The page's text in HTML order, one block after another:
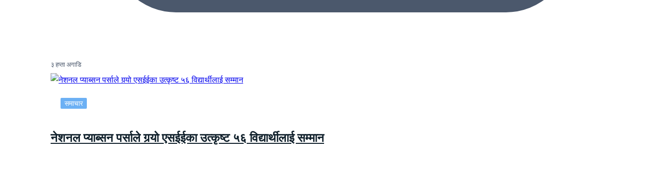
३ हप्ता अगाडि
समाचार
नेशनल प्याब्सन पर्साले गर्‍यो एसईईका उत्कृष्ट ५६ विद्यार्थीलाई सम्मान